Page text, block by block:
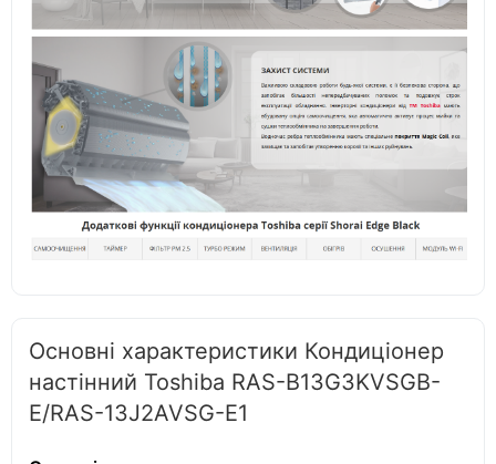
Основні характеристики Кондиціонер
настінний Toshiba RAS-B13G3KVSGB-
E/RAS-13J2AVSG-E1